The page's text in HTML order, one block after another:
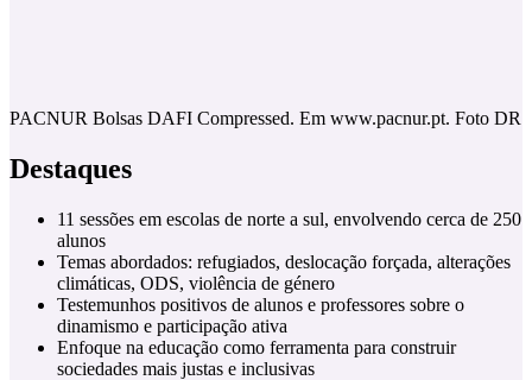
PACNUR Bolsas DAFI Compressed. Em www.pacnur.pt. Foto DR
Destaques
11 sessões em escolas de norte a sul, envolvendo cerca de 250
alunos
Temas abordados: refugiados, deslocação forçada, alterações
climáticas, ODS, violência de género
Testemunhos positivos de alunos e professores sobre o
dinamismo e participação ativa
Enfoque na educação como ferramenta para construir
sociedades mais justas e inclusivas